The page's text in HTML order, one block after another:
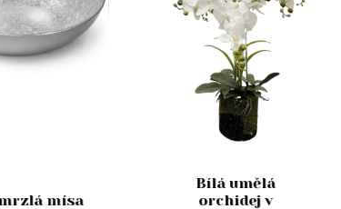
mísa
Bílá umělá
orchidej v